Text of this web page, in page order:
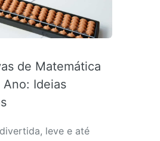
de Matemática
Ano: Ideias
leve e até